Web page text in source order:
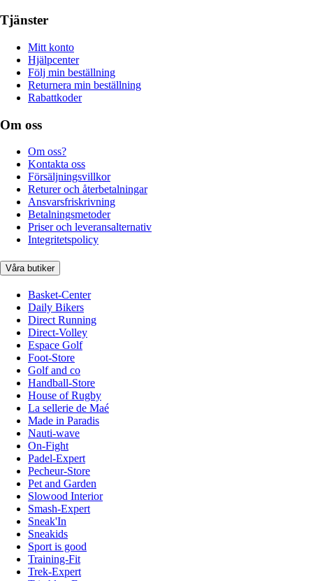
Tjänster
Mitt konto
Hjälpcenter
Följ min beställning
Returnera min beställning
Rabattkoder
Om oss
Om oss?
Kontakta oss
Försäljningsvillkor
Returer och återbetalningar
Ansvarsfriskrivning
Betalningsmetoder
Priser och leveransalternativ
Integritetspolicy
Våra butiker
Basket-Center
Daily Bikers
Direct Running
Direct-Volley
Espace Golf
Foot-Store
Golf and co
Handball-Store
House of Rugby
La sellerie de Maé
Made in Paradis
Nauti-wave
On-Fight
Padel-Expert
Pecheur-Store
Pet and Garden
Slowood Interior
Smash-Expert
Sneak'In
Sneakids
Sport is good
Training-Fit
Trek-Expert